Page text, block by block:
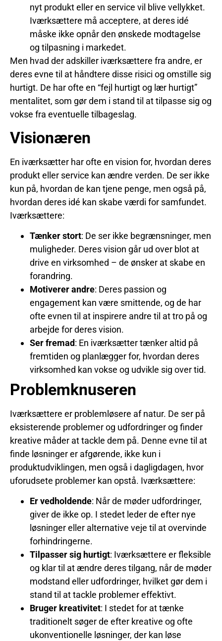
nyt produkt eller en service vil blive vellykket.
Iværksættere må acceptere, at deres idé
måske ikke opnår den ønskede modtagelse
og tilpasning i markedet.
Men hvad der adskiller iværksættere fra andre, er
deres evne til at håndtere disse risici og omstille sig
hurtigt. De har ofte en “fejl hurtigt og lær hurtigt”
mentalitet, som gør dem i stand til at tilpasse sig og
vokse fra eventuelle tilbageslag.
Visionæren
En iværksætter har ofte en vision for, hvordan deres
produkt eller service kan ændre verden. De ser ikke
kun på, hvordan de kan tjene penge, men også på,
hvordan deres idé kan skabe værdi for samfundet.
Iværksættere:
Tænker stort: De ser ikke begrænsninger, men
muligheder. Deres vision går ud over blot at
drive en virksomhed – de ønsker at skabe en
forandring.
Motiverer andre: Deres passion og
engagement kan være smittende, og de har
ofte evnen til at inspirere andre til at tro på og
arbejde for deres vision.
Ser fremad: En iværksætter tænker altid på
fremtiden og planlægger for, hvordan deres
virksomhed kan vokse og udvikle sig over tid.
Problemknuseren
Iværksættere er problemløsere af natur. De ser på
eksisterende problemer og udfordringer og finder
kreative måder at tackle dem på. Denne evne til at
finde løsninger er afgørende, ikke kun i
produktudviklingen, men også i dagligdagen, hvor
uforudsete problemer kan opstå. Iværksættere:
Er vedholdende: Når de møder udfordringer,
giver de ikke op. I stedet leder de efter nye
løsninger eller alternative veje til at overvinde
forhindringerne.
Tilpasser sig hurtigt: Iværksættere er fleksible
og klar til at ændre deres tilgang, når de møder
modstand eller udfordringer, hvilket gør dem i
stand til at tackle problemer effektivt.
Bruger kreativitet: I stedet for at tænke
traditionelt søger de efter kreative og ofte
ukonventionelle løsninger, der kan løse